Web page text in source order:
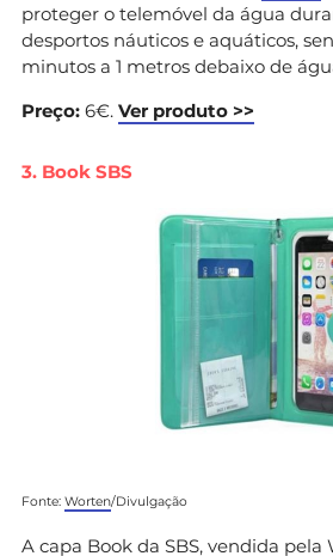
proteger o telemóvel da água
desportos náuticos e aquáticos,
minutos a 1 metros debaixo de
Preço: 6€. Ver produto >>
3. Book SBS
Fonte: Worten/Divulgação
A capa Book da SBS, vendida